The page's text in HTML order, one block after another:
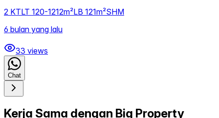
2 KTLT 120-1212m²LB 121m²SHM
6 bulan yang lalu
33 views
Chat
Kerja Sama dengan Big Property